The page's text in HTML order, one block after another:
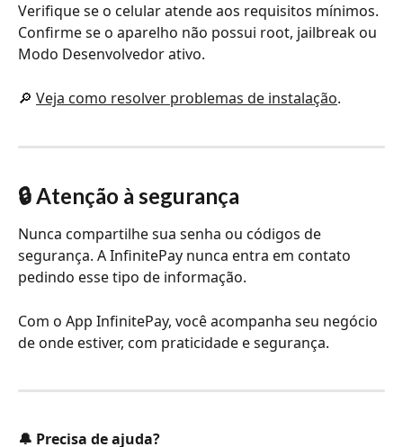
Verifique se o celular atende aos requisitos mínimos.
Confirme se o aparelho não possui root, jailbreak ou
Modo Desenvolvedor ativo.
🔎 Veja como resolver problemas de instalação.
🔒 Atenção à segurança
Nunca compartilhe sua senha ou códigos de
segurança. A InfinitePay nunca entra em contato
pedindo esse tipo de informação.
Com o App InfinitePay, você acompanha seu negócio
de onde estiver, com praticidade e segurança.
🔔 Precisa de ajuda?